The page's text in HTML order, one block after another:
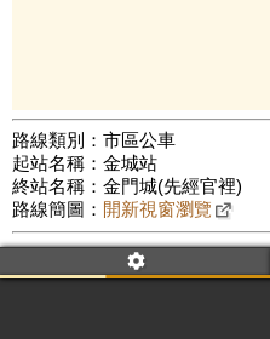
路線類別：市區公車
起站名稱：金城站
終站名稱：金門城(先經官裡)
路線簡圖： 開新視窗瀏覽
附屬名稱：6
車頭描述：6
公車數量: 累計4417、上線3497